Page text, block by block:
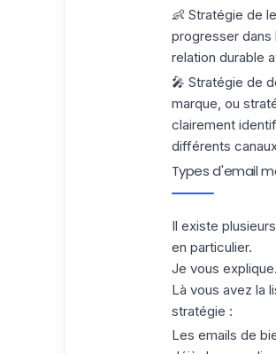
👶 Stratégie de
progresser dans
relation durable
🎤 Stratégie de
marque, ou
clairement
différents
Types d'email
Il existe
en particulier.
Je vous
Là vous avez la
stratégie :
Les emails de